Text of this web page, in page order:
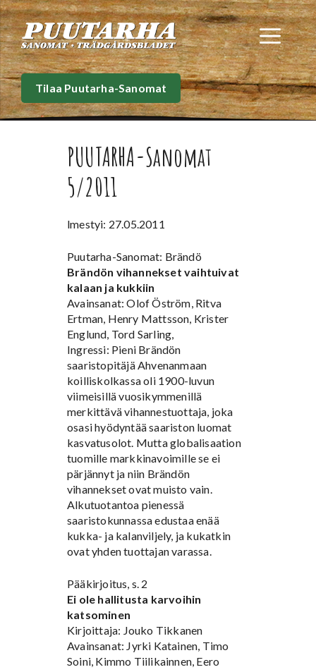
Siirry
sisältöön
Tilaa Puutarha-Sanomat
PUUTARHA-Sanomat
5/2011
lmestyi: 27.05.2011
Puutarha-Sanomat: Brändö
Brändön vihannekset vaihtuivat
kalaan ja kukkiin
Avainsanat: Olof Öström, Ritva
Ertman, Henry Mattsson, Krister
Englund, Tord Sarling,
Ingressi: Pieni Brändön
saaristopitäjä Ahvenanmaan
koilliskolkassa oli 1900-luvun
viimeisillä vuosikymmenillä
merkittävä vihannestuottaja, joka
osasi hyödyntää saariston luomat
kasvatusolot. Mutta globalisaation
tuomille markkinavoimille se ei
pärjännyt ja niin Brändön
vihannekset ovat muisto vain.
Alkutuotantoa pienessä
saaristokunnassa edustaa enää
kukka- ja kalanviljely, ja kukatkin
ovat yhden tuottajan varassa.
Pääkirjoitus, s. 2
Ei ole hallitusta karvoihin
katsominen
Kirjoittaja: Jouko Tikkanen
Avainsanat: Jyrki Katainen, Timo
Soini, Kimmo Tiilikainnen, Eero